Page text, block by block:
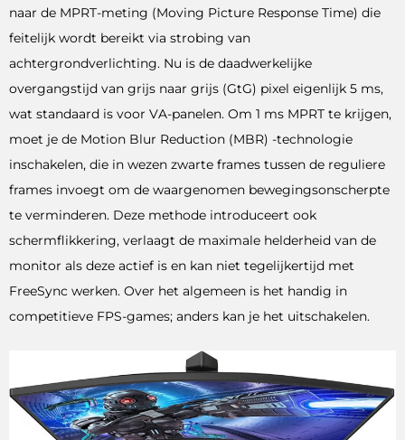
naar de MPRT-meting (Moving Picture Response Time) die
feitelijk wordt bereikt via strobing van
achtergrondverlichting. Nu is de daadwerkelijke
overgangstijd van grijs naar grijs (GtG) pixel eigenlijk 5 ms,
wat standaard is voor VA-panelen. Om 1 ms MPRT te krijgen,
moet je de Motion Blur Reduction (MBR) -technologie
inschakelen, die in wezen zwarte frames tussen de reguliere
frames invoegt om de waargenomen bewegingsonscherpte
te verminderen. Deze methode introduceert ook
schermflikkering, verlaagt de maximale helderheid van de
monitor als deze actief is en kan niet tegelijkertijd met
FreeSync werken. Over het algemeen is het handig in
competitieve FPS-games; anders kan je het uitschakelen.